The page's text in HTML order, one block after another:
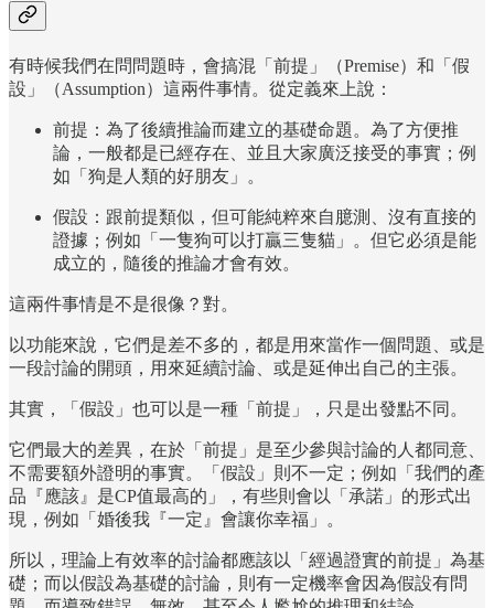
有時候我們在問問題時，會搞混「前提」（Premise）和「假
設」（Assumption）這兩件事情。從定義來上說：
前提：為了後續推論而建立的基礎命題。為了方便推
論，一般都是已經存在、並且大家廣泛接受的事實；例
如「狗是人類的好朋友」。
假設：跟前提類似，但可能純粹來自臆測、沒有直接的
證據；例如「一隻狗可以打贏三隻貓」。但它必須是能
成立的，隨後的推論才會有效。
這兩件事情是不是很像？對。
以功能來說，它們是差不多的，都是用來當作一個問題、或是
一段討論的開頭，用來延續討論、或是延伸出自己的主張。
其實，「假設」也可以是一種「前提」，只是出發點不同。
它們最大的差異，在於「前提」是至少參與討論的人都同意、
不需要額外證明的事實。「假設」則不一定；例如「我們的產
品『應該』是CP值最高的」，有些則會以「承諾」的形式出
現，例如「婚後我『一定』會讓你幸福」。
所以，理論上有效率的討論都應該以「經過證實的前提」為基
礎；而以假設為基礎的討論，則有一定機率會因為假設有問